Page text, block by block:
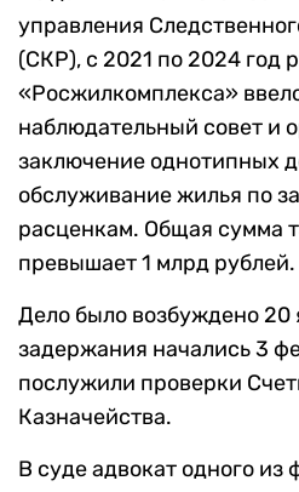
управления
(СКР), с 2021 по 2024 год
«Росжилкомплекса»
наблюдательный совет и
заключение однотипных
обслуживание жилья по
расценкам. Общая сумма
превышает 1 млрд рублей.
Дело было возбуждено 20
задержания начались 3
послужили проверки
Казначейства.
В суде адвокат одного из